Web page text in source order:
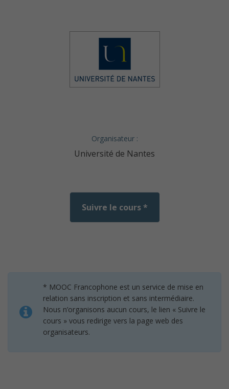
Organisateur :
Université de Nantes
Suivre le cours *
* MOOC Francophone est un service de mise en
relation sans inscription et sans intermédiaire.
Nous n’organisons aucun cours, le lien « Suivre le
cours » vous redirige vers la page web des
organisateurs.